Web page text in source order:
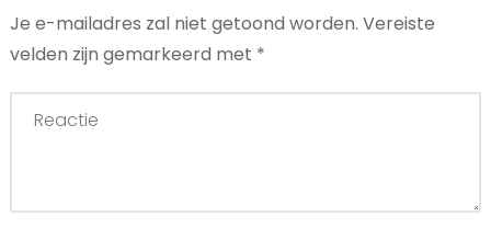
Je e-mailadres zal niet getoond worden. Vereiste
velden zijn gemarkeerd met *